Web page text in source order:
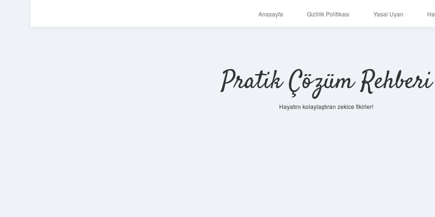
Anasayfa Gizlilik Politikası Yasal Uyarı
Pratik Çözüm Rehberi
Hayatını kolaylaştıran zekice fikirler!